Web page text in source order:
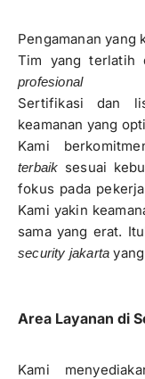
Pengamanan
Tim yang terlatih
profesional
Sertifikasi dan
keamanan yang
Kami
terbaik sesuai
fokus pada
Kami yakin
sama yang erat.
security jakarta
Area Layanan di
Kami